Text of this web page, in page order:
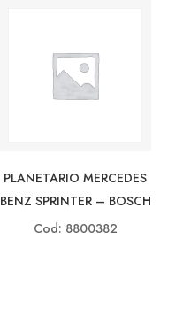
PLANETARIO MERCEDES
BENZ SPRINTER – BOSCH
Cod: 8800382